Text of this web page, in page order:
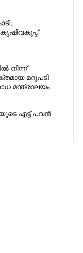
നിന്ന്
മറുപടി
മന്ത്രാലയം
എട്ട് പവൻ